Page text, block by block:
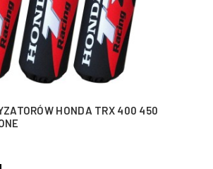
HONDA TRX 400 450